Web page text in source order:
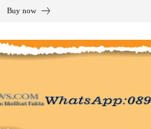
Buy now